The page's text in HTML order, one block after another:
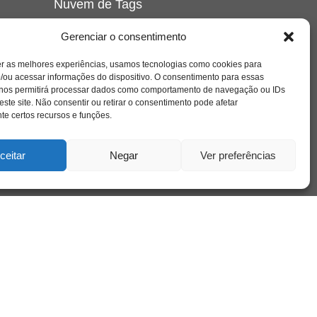
Gerenciar o consentimento
as melhores experiências, usamos tecnologias como cookies para
ou acessar informações do dispositivo. O consentimento para essas
permitirá processar dados como comportamento de navegação ou IDs
site. Não consentir ou retirar o consentimento pode afetar
certos recursos e funções.
Negar Ver preferências
Nuvem de Tags
crianca cuidado cultura depressao
educação família filme
freud infância insight jung liberdade livro
loucura luto maternidade
psicologia relato